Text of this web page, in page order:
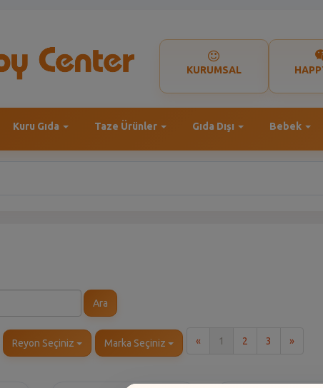
KURUMSAL
Kuru Gıda Taze Ürünler Gıda Dışı Bebek
Ara
Reyon Seçiniz Marka Seçiniz « 1 2 3 »Son